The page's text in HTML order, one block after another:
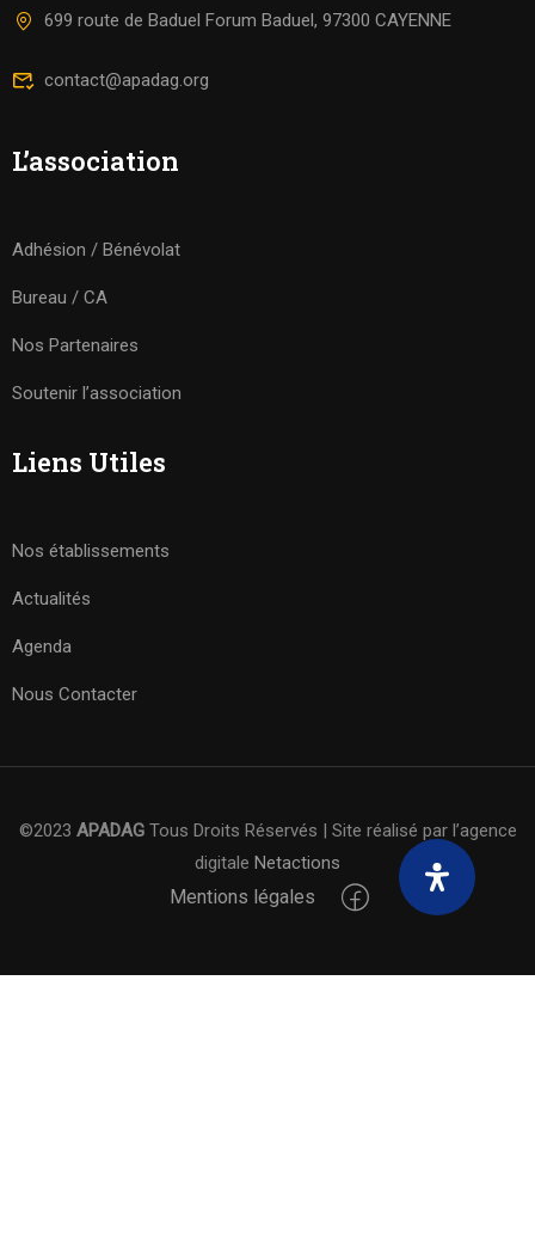
699 route de Baduel Forum Baduel, 97300 CAYENNE
contact@apadag.org
L’association
Adhésion / Bénévolat
Bureau / CA
Nos Partenaires
Soutenir l’association
Liens Utiles
Nos établissements
Actualités
Agenda
Nous Contacter
©2023 APADAGTous Droits Réservés | Site réalisé par l’agence
digitale Netactions
Mentions légales